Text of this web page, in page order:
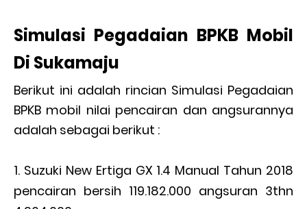
Simulasi Pegadaian BPKB Mobil
Di Sukamaju
Berikut ini adalah rincian Simulasi Pegadaian
BPKB mobil nilai pencairan dan angsurannya
adalah sebagai berikut :
Suzuki New Ertiga GX 1.4 Manual Tahun 2018
pencairan bersih 119.182.000 angsuran 3thn